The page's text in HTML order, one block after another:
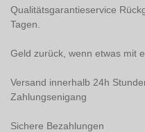
Qualitätsgarantieservice
Tagen.
Geld zurück, wenn etwas mit
Versand innerhalb 24h
Zahlungsenigang
Sichere Bezahlungen